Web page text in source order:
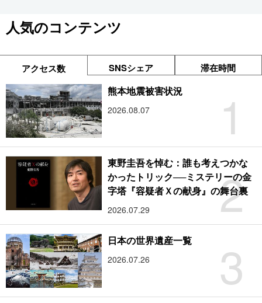
人気のコンテンツ
アクセス数 SNSシェア 滞在時間
1
熊本地震被害状況
2026.08.07
2
東野圭吾を悼む：誰も考えつかな
かったトリック──ミステリーの金
字塔『容疑者Ｘの献身』の舞台裏
2026.07.29
3
日本の世界遺産一覧
2026.07.26